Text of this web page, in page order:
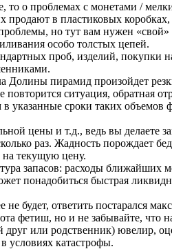
то о проблемах с монетами /
продают в пластиковых
но тут вам нужен
особо толстых цепей.
проб, изделий, покупки
Долины пирамид произойдет
ситуация, обратная
указанные сроки таких объемов
цены и т.д., ведь вы делаете
раз. Жадность порождает
на текущую цену.
запасов: расходы ближайших
понадобиться быстрая
не будет, ответить постарался
фетиш, но и не забывайте, что
или родственник) ювелир,
условиях катастрофы.